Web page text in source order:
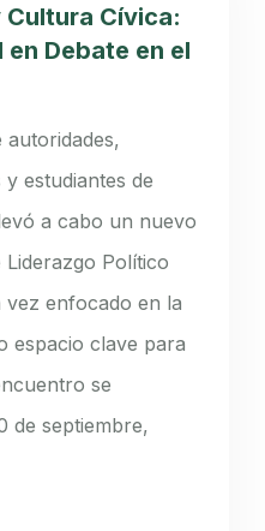
Cívica:
Debate en el
autoridades,
estudiantes de
a cabo un nuevo
Político
vez enfocado en la
espacio clave para
se
de septiembre,